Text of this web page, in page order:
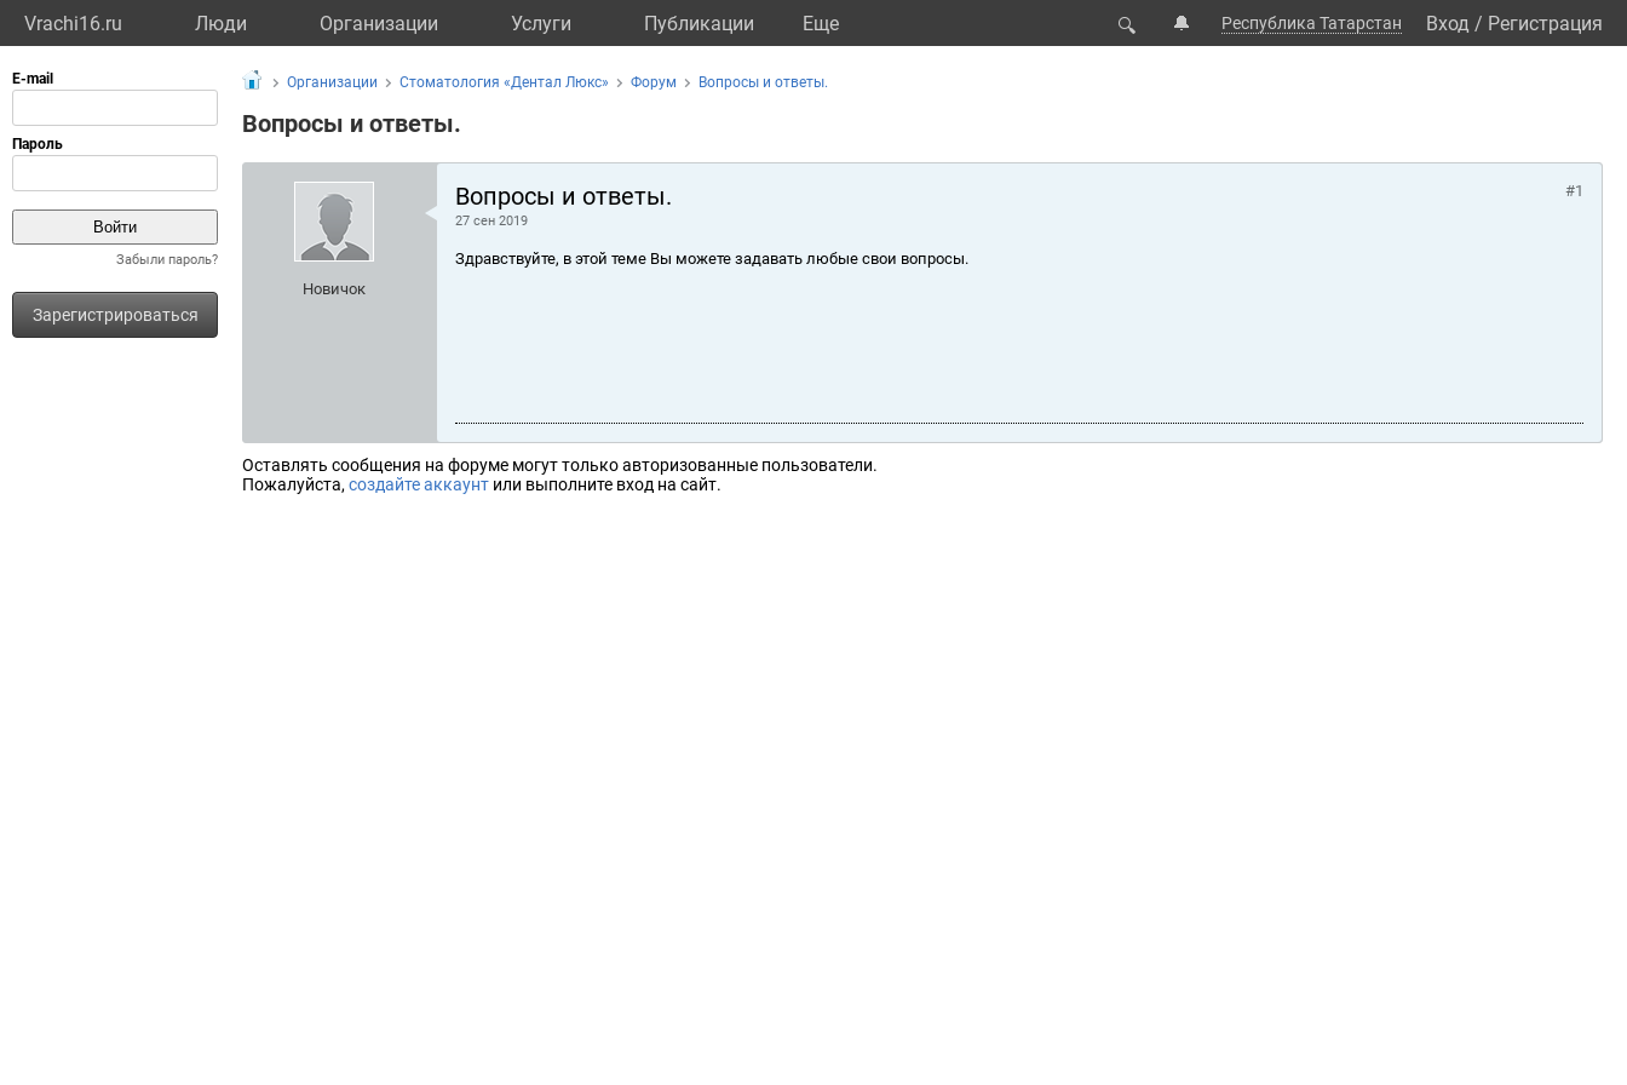
Vrachi16.ru Люди Организации Услуги Публикации Eще 🔍 🔔 Республика Татарстан Вход / Регистрация
Забыли пароль?
Зарегистрироваться
Организации Стоматология «Дентал Люкс» Форум Вопросы и ответы.
Вопросы и ответы.
Новичок
Вопросы и ответы.
27 сен 2019
#1
Здравствуйте, в этой теме Вы можете задавать любые свои вопросы.
Оставлять сообщения на форуме могут только авторизованные пользователи.
Пожалуйста, создайте аккаунт или выполните вход на сайт.